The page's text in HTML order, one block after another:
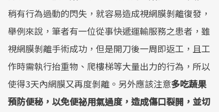
稍有行為過動的閃失，就容易造成視網膜剝離復發，
舉例來說，筆者有一位從事快遞運輸服務之患者，雖
視網膜剝離手術成功，但是開刀後一周即返工，且工
作時需執行抬重物、爬樓梯等大量出力的行為，所以
使得3天內網膜又再度剝離。另外應該注意多吃蔬果
預防便秘，以免便祕用氣過度，造成傷口裂開，並切